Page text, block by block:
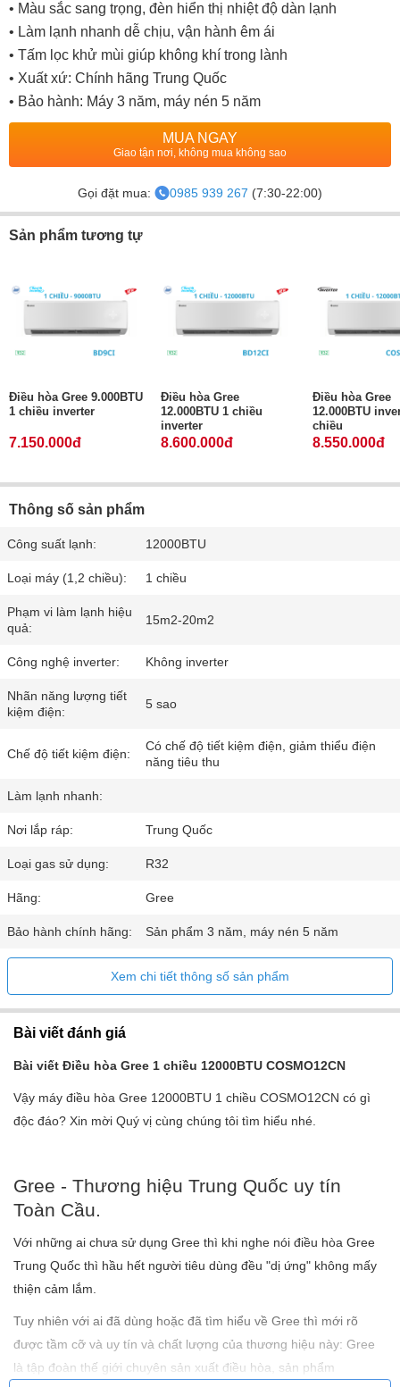
• Màu sắc sang trọng, đèn hiển thị nhiệt độ dàn lạnh
• Làm lạnh nhanh dễ chịu, vận hành êm ái
• Tấm lọc khử mùi giúp không khí trong lành
• Xuất xứ: Chính hãng Trung Quốc
• Bảo hành: Máy 3 năm, máy nén 5 năm
MUA NGAY
Giao tận nơi, không mua không sao
Gọi đặt mua: 0985 939 267 (7:30-22:00)
Sản phẩm tương tự
Điều hòa Gree 9.000BTU
1 chiều inverter
7.150.000đ
Điều hòa Gree
12.000BTU 1 chiều
inverter
8.600.000đ
Điều hòa Gree
12.000BTU
chiều
8.550.000đ
Thông số sản phẩm
Công suất lạnh: 12000BTU
Loại máy (1,2 chiều): 1 chiều
Phạm vi làm lạnh hiệu
quả:
15m2-20m2
Công nghệ inverter: Không inverter
Nhãn năng lượng tiết
kiệm điện:
5 sao
Chế độ tiết kiệm điện:
Có chế độ tiết kiệm điện, giảm thiểu điện
năng tiêu thu
Làm lạnh nhanh:
Nơi lắp ráp: Trung Quốc
Loại gas sử dụng: R32
Hãng: Gree
Bảo hành chính hãng: Sản phẩm 3 năm, máy nén 5 năm
Xem chi tiết thông số sản phẩm
Bài viết đánh giá
Bài viết Điều hòa Gree 1 chiều 12000BTU COSMO12CN
Vậy máy điều hòa Gree 12000BTU 1 chiều COSMO12CN có gì
độc đáo? Xin mời Quý vị cùng chúng tôi tìm hiểu nhé.
Gree - Thương hiệu Trung Quốc uy tín
Toàn Cầu.
Với những ai chưa sử dụng Gree thì khi nghe nói điều hòa Gree
Trung Quốc thì hầu hết người tiêu dùng đều "dị ứng" không mấy
thiện cảm lắm.
Tuy nhiên với ai đã dùng hoặc đã tìm hiểu về Gree thì mới rõ
được tầm cỡ và uy tín và chất lượng của thương hiệu này: Gree
là tập đoàn thế giới chuyên sản xuất điều hòa, sản phẩm